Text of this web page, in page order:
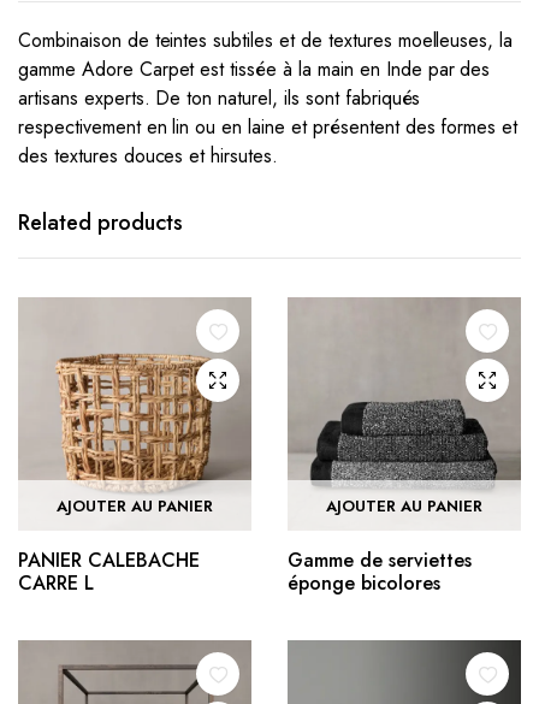
Combinaison de teintes subtiles et de textures moelleuses, la
gamme Adore Carpet est tissée à la main en Inde par des
artisans experts. De ton naturel, ils sont fabriqués
respectivement en lin ou en laine et présentent des formes et
des textures douces et hirsutes.
Related products
AJOUTER AU PANIER
PANIER CALEBACHE
CARRE L
AJOUTER AU PANIER
Gamme de serviettes
éponge bicolores